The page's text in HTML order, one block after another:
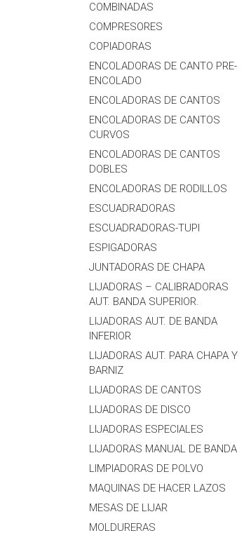
COMBINADAS
COMPRESORES
COPIADORAS
ENCOLADORAS DE CANTO PRE-
ENCOLADO
ENCOLADORAS DE CANTOS
ENCOLADORAS DE CANTOS
CURVOS
ENCOLADORAS DE CANTOS
DOBLES
ENCOLADORAS DE RODILLOS
ESCUADRADORAS
ESCUADRADORAS-TUPI
ESPIGADORAS
JUNTADORAS DE CHAPA
LIJADORAS – CALIBRADORAS
AUT. BANDA SUPERIOR.
LIJADORAS AUT. DE BANDA
INFERIOR
LIJADORAS AUT. PARA CHAPA Y
BARNIZ
LIJADORAS DE CANTOS
LIJADORAS DE DISCO
LIJADORAS ESPECIALES
LIJADORAS MANUAL DE BANDA
LIMPIADORAS DE POLVO
MAQUINAS DE HACER LAZOS
MESAS DE LIJAR
MOLDURERAS